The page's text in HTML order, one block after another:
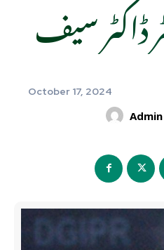
ڈاکٹر سیف
October 17, 2024